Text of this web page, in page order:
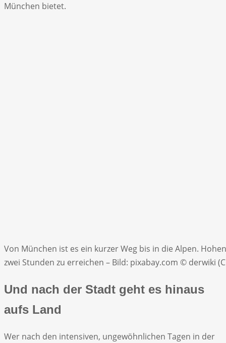
München bietet.
Von München ist es ein kurzer Weg bis in die Alpen.
zwei Stunden zu erreichen – Bild: pixabay.com © derwiki
Und nach der Stadt geht es hinaus
aufs Land
Wer nach den intensiven, ungewöhnlichen Tagen in der